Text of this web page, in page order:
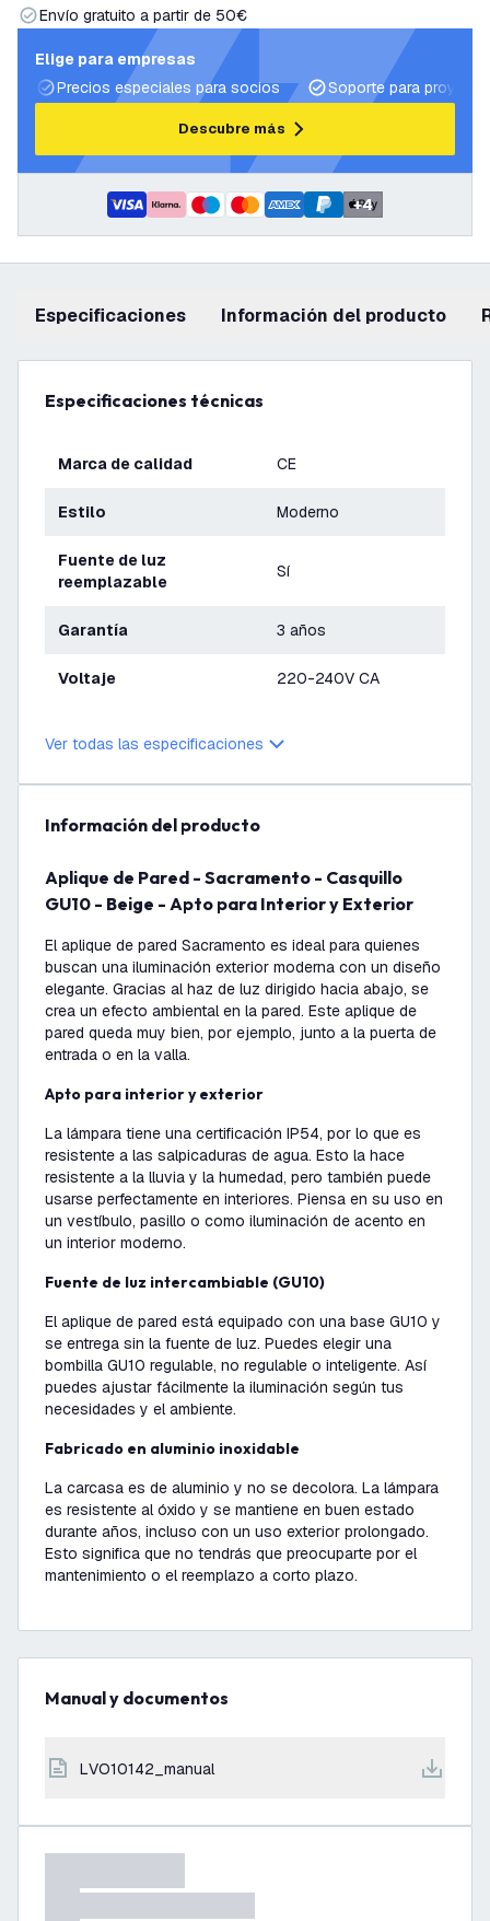
Envío gratuito a partir de 50€
Elige para empresas
Precios especiales para socios
Soporte para
Descubre más
+4
Especificaciones información del producto
Especificaciones técnicas
Marca de calidad CE
Estilo Moderno
Fuente de luz
reemplazable
Sí
Garantía 3 años
Voltaje 220-240V CA
Ver todas las especificaciones
información del producto
Aplique de Pared - Sacramento - Casquillo
GU10 - Beige - Apto para Interior y Exterior
El aplique de pared Sacramento es ideal para quienes
buscan una iluminación exterior moderna con un diseño
elegante. Gracias al haz de luz dirigido hacia abajo, se
crea un efecto ambiental en la pared. Este aplique de
pared queda muy bien, por ejemplo, junto a la puerta de
entrada o en la valla.
Apto para interior y exterior
La lámpara tiene una certificación IP54, por lo que es
resistente a las salpicaduras de agua. Esto la hace
resistente a la lluvia y la humedad, pero también puede
usarse perfectamente en interiores. Piensa en su uso en
un vestíbulo, pasillo o como iluminación de acento en
un interior moderno.
Fuente de luz intercambiable (GU10)
El aplique de pared está equipado con una base GU10 y
se entrega sin la fuente de luz. Puedes elegir una
bombilla GU10 regulable, no regulable o inteligente. Así
puedes ajustar fácilmente la iluminación según tus
necesidades y el ambiente.
Fabricado en aluminio inoxidable
La carcasa es de aluminio y no se decolora. La lámpara
es resistente al óxido y se mantiene en buen estado
durante años, incluso con un uso exterior prolongado.
Esto significa que no tendrás que preocuparte por el
mantenimiento o el reemplazo a corto plazo.
Manual y documentos
LVO10142_manual